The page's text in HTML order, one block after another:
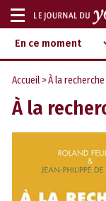
Aller
au
contenu
d‘information
indépendant
Afficher
ou
masquer
la
Accueil > À la
À la